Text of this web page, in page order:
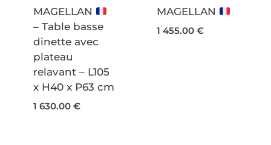
MAGELLAN
– Table basse
dinette avec
plateau
relavant – L105
x H40 x P63 cm
1 630.00 €
MAGELLAN
1 455.00 €